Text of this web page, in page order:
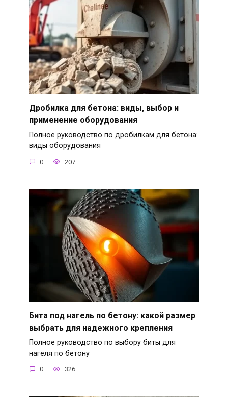
Дробилка для бетона: виды, выбор и
применение оборудования
Полное руководство по дробилкам для бетона:
виды оборудования
0 207
Бита под нагель по бетону: какой размер
выбрать для надежного крепления
Полное руководство по выбору биты для
нагеля по бетону
0 326